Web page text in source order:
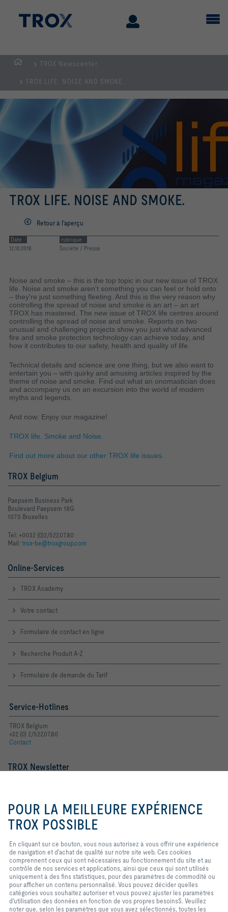
d'accueil
TROX Newscenter
TROX LIFE. NOISE AND SMOKE.
TROX LIFE. NOISE AND SMOKE.
Retour à l'aperçu
Date
12.10.2018
rubrique
Société / Presse
Noise and smoke – this is the top topic in our new issue of TROX
life. Noise and smoke aren't something you can feel or hold onto
– they're just something fleeting. And this is the very reason why
controlling the spread of noise and smoke is an art – an art
TROX has mastered. The new issue of TROX life centres around
controlling the spread of noise and smoke. Reports on two
unusual and challenging projects show you just what advanced
fire and smoke protection technology can achieve today, and
how it contributes to our safety, health and quality of life.
Technical details and science are one thing, but we also want to
entertain you – with quirky and amusing articles inspired by the
theme of noise and smoke. Find out what an onomastician does
and accompany us on an excursion into the world of modern
myths and legends.
And now: Enjoy our magazine!
TROX life. Smoke and Noise.
Find out more about our other TROX life issues.
TROX Belgium
Paepsem Business Park
Boulevard Paepsem 18G
1070 Bruxelles
Tel: +0032 (0)2/522.07.80
Mail: trox-be@troxgroup.com
Online-Services
TROX Academy
Votre contact
Formulaire de contact en ligne
Recherche Produit A-Z
Formulaire de demande du Tarif
Service-Hotlines
TROX Belgium
+32 (0) 2/522.07.80
Contact
TROX Newsletter
Mentions légales Login
Home Contacts Imprint Conditions de livraison et de paiement
nous autorisez à vous offrir une
expérience de navigation et
d'achat de qualité sur notre site
web. Ces cookies comprennent
fonctionnement du site et au
contrôle de nos services et
applications, ainsi que ceux qui
sont utilisés uniquement à des
fins statistiques, pour des
paramètres de commodité ou pour
afficher un contenu personnalisé.
Vous pouvez décider quelles
catégories vous souhaitez
POUR LA MEILLEURE EXPÉRIENCE
TROX POSSIBLE
En cliquant sur ce bouton, vous nous autorisez à vous offrir une expérience
de navigation et d'achat de qualité sur notre site web. Ces cookies
comprennent ceux qui sont nécessaires au fonctionnement du site et au
contrôle de nos services et applications, ainsi que ceux qui sont utilisés
uniquement à des fins statistiques, pour des paramètres de commodité ou
pour afficher un contenu personnalisé. Vous pouvez décider quelles
catégories vous souhaitez autoriser et vous pouvez ajuster les paramètres
d'utilisation des données en fonction de vos propres besoinsS. Veuillez
noter que, selon les paramètres que vous avez sélectionnés, toutes les